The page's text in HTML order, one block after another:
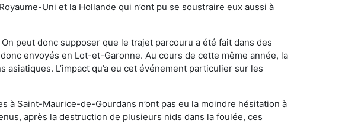
Uni et la Hollande qui n’ont pu se soustraire eux aussi à
On peut donc supposer que le trajet parcouru a été fait dans des
envoyés en Lot-et-Garonne. Au cours de cette même année, la
L’impact qu’a eu cet événement particulier sur les
à Saint-Maurice-de-Gourdans n’ont pas eu la moindre hésitation à
après la destruction de plusieurs nids dans la foulée, ces